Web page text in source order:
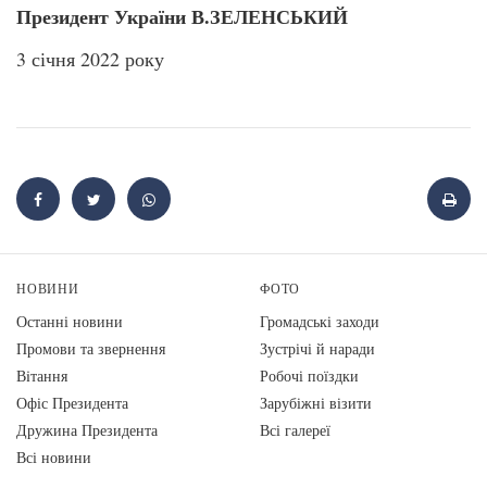
Президент України В.ЗЕЛЕНСЬКИЙ
3 січня 2022 року
НОВИНИ
Останні новини
Промови та звернення
Вiтання
Офіс Президента
Дружина Президента
Всі новини
ФОТО
Громадські заходи
Зустрічі й наради
Робочі поїздки
Зарубіжні візити
Всі галереї